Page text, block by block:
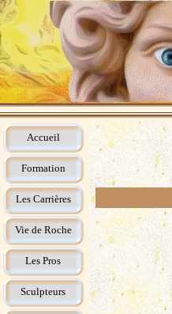
Accueil
Formation
Les Carrières
Vie de Roche
Les Pros
Sculpteurs